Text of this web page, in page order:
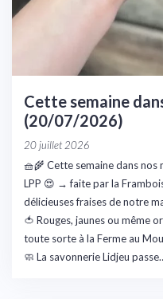
Cette semaine
(20/07/2026)
20 juillet 2026
🧺🌾 Cette semaine dans
LPP 😍 → faite par la
délicieuses fraises de notre
🍅 Rouges, jaunes ou même
toute sorte à la Ferme au
🧼 La savonnerie Lidjeu